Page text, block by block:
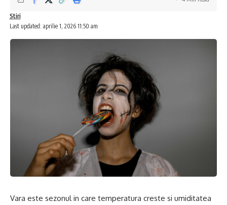
Last updated: aprilie 1, 2026 11:50 am
Stiri
Vara este sezonul in care temperatura creste si umiditatea